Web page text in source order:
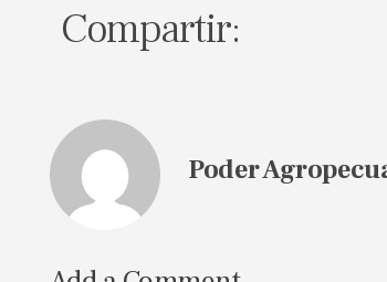
Compartir:
Poder